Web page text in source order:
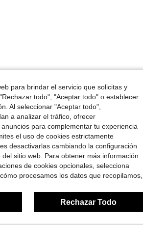
$6.19 Ahorro de $36.83
para brindar el servicio que solicitas y
todo", "Aceptar todo" o establecer
Al seleccionar "Aceptar todo",
a analizar el tráfico, ofrecer
para complementar tu experiencia
el uso de cookies estrictamente
desactivarlas cambiando la configuración
sitio web. Para obtener más información
de cookies opcionales, selecciona
procesamos los datos que recopilamos,
Rechazar Todo